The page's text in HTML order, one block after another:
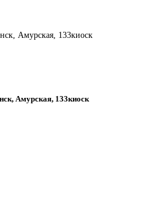
Амурская, 133киоск
Амурская, 133киоск